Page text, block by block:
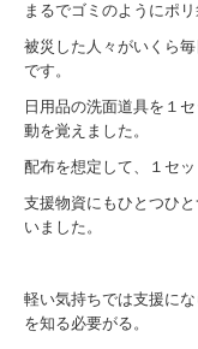
まるでゴミのようにポ
被災した人々がいくら
です。
日用品の洗面道具を１
動を覚えました。
配布を想定して、１セ
支援物資にもひとつひ
いました。
軽い気持ちでは支援に
を知る必要がる。